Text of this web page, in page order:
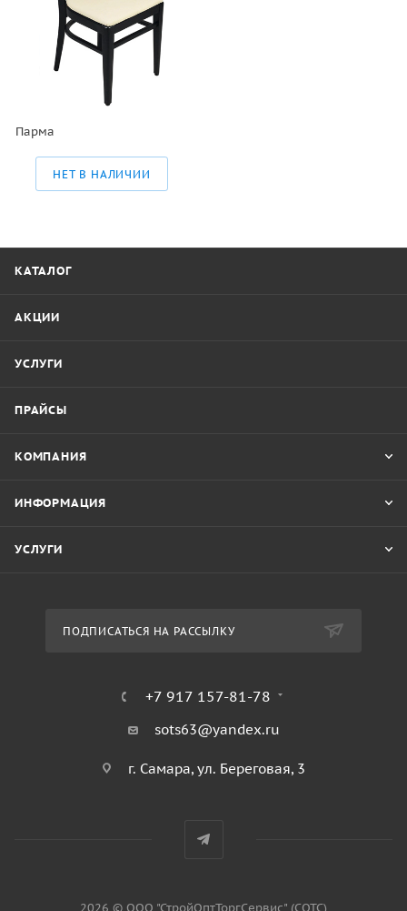
Парма
НЕТ В НАЛИЧИИ
КАТАЛОГ
АКЦИИ
УСЛУГИ
ПРАЙСЫ
КОМПАНИЯ
ИНФОРМАЦИЯ
УСЛУГИ
ПОДПИСАТЬСЯ НА РАССЫЛКУ
+7 917 157-81-78
sots63@yandex.ru
г. Самара, ул. Береговая, 3
2026 © ООО "СтройОптТоргСервис" (СОТС)